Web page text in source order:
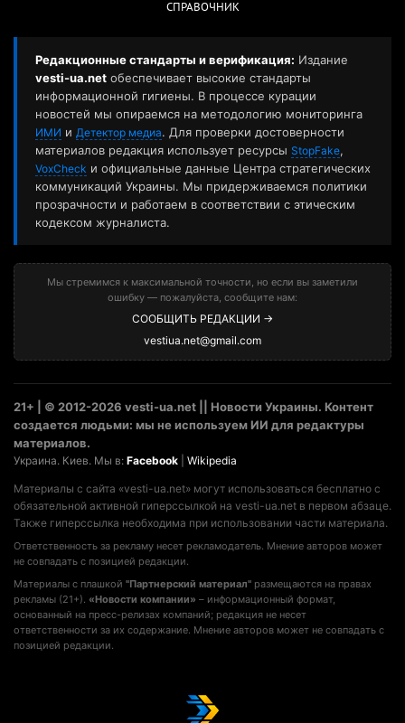
СПРАВОЧНИК
Редакционные стандарты и верификация: Издание
vesti-ua.net обеспечивает высокие стандарты
информационной гигиены. В процессе курации
новостей мы опираемся на методологию мониторинга
ИМИ и Детектор медиа. Для проверки достоверности
материалов редакция использует ресурсы StopFake,
VoxCheck и официальные данные Центра стратегических
коммуникаций Украины. Мы придерживаемся политики
прозрачности и работаем в соответствии с этическим
кодексом журналиста.
Мы стремимся к максимальной точности, но если вы заметили
ошибку — пожалуйста, сообщите нам:
СООБЩИТЬ РЕДАКЦИИ →
vestiua.net@gmail.com
21+ | © 2012-2026 vesti-ua.net || Новости Украины. Контент
создается людьми: мы не используем ИИ для редактуры
материалов.
Украина. Киев. Мы в: Facebook Wikipedia
Материалы с сайта «vesti-ua.net» могут использоваться бесплатно с
обязательной активной гиперссылкой на vesti-ua.net в первом абзаце.
Также гиперссылка необходима при использовании части материала.
Ответственность за рекламу несет рекламодатель. Мнение авторов может
не совпадать с позицией редакции.
Материалы с плашкой "Партнерский материал" размещаются на правах
рекламы (21+). «Новости компании» – информационный формат,
основанный на пресс-релизах компаний; редакция не несет
ответственности за их содержание. Мнение авторов может не совпадать с
позицией редакции.